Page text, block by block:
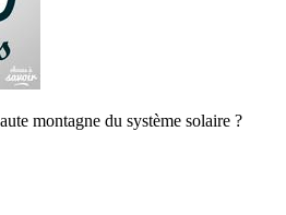
montagne du système solaire ?